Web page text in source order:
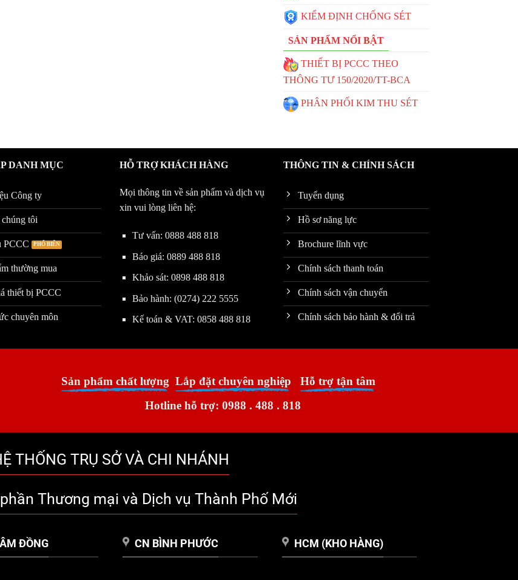
KIỂM ĐỊNH CHỐNG SÉT
SẢN PHẨM NỔI BẬT
THIẾT BỊ PCCC THEO
THÔNG TƯ 150/2020/TT-BCA
PHÂN PHỐI KIM THU SÉT
DANH MỤC
Công ty
tôi
PCCC
thường mua
thiết bị PCCC
chuyên môn
HỖ TRỢ KHÁCH HÀNG
Mọi thông tin về sản phẩm và dịch vụ
xin vui lòng liên hệ:
Tư vấn: 0888 488 818
Báo giá: 0889 488 818
Khảo sát: 0898 488 818
Bảo hành: (0274) 222 5555
Kế toán & VAT: 0858 488 818
THÔNG TIN & CHÍNH SÁCH
Tuyển dụng
Hồ sơ năng lực
Brochure lĩnh vực
Chính sách thanh toán
Chính sách vận chuyển
Chính sách bảo hành & đổi trả
Sản phẩm chất lượng Lắp đặt chuyên nghiệp
Hỗ trợ tận tâm
Hotline hỗ trợ: 0988 . 488 . 818
THỐNG TRỤ SỞ VÀ CHI NHÁNH
Thương mại và Dịch vụ Thành Phố Mới
ĐỒNG CN BÌNH PHƯỚC HCM (KHO HÀNG)